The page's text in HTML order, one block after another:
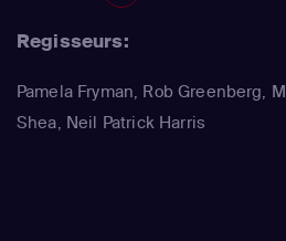
Regisseurs:
Pamela Fryman, Rob Greenberg,
Shea, Neil Patrick Harris